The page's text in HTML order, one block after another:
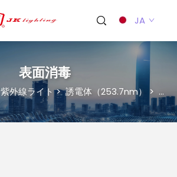
JA
表面消毒
紫外線ライト>誘電体（253.7nm） > 表